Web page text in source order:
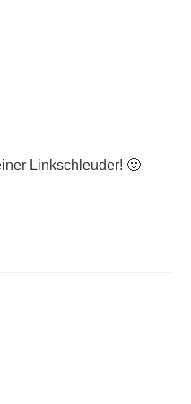
Linkschleuder! 🙂